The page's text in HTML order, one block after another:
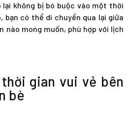
không bị bó buộc vào một thời
bạn có thể di chuyển qua lại giữa
nào mong muốn, phù hợp với lịch
gian vui vẻ bên
bè